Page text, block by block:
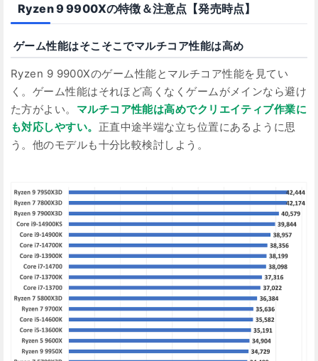
Ryzen 9 9900Xの特徴＆注意点【発売時点】
ゲーム性能はそこそこでマルチコア性能は高め
Ryzen 9 9900Xのゲーム性能とマルチコア性能を見てい
く。ゲーム性能はそれほど高くなくゲームがメインなら避け
た方がよい。 マルチコア性能は高めでクリエイティブ作業に
も対応しやすい。 正直中途半端な立ち位置にあるように思
う。他のモデルも十分比較検討しよう。